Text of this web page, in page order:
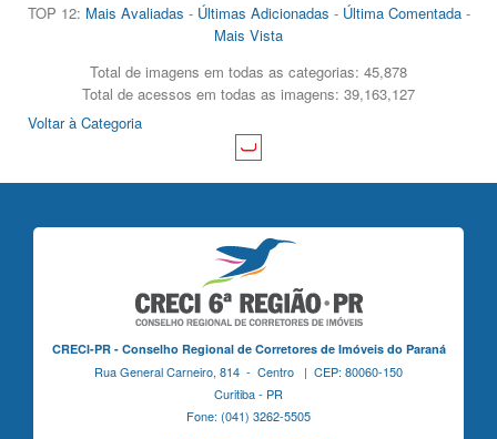
TOP 12: Mais Avaliadas - Últimas Adicionadas - Última Comentada-
Mais Vista
Total de imagens em todas as categorias: 45,878
Total de acessos em todas as imagens: 39,163,127
Voltar à Categoria
CRECI-PR - Conselho Regional de Corretores de Imóveis do Paraná
Rua General Carneiro, 814 - Centro | CEP: 80060-150
Curitiba - PR
Fone: (041) 3262-5505